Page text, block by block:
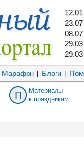
12.01
23.07
08.07
29.03
29.03
Марафон Блоги
П
Материалы
к праздникам